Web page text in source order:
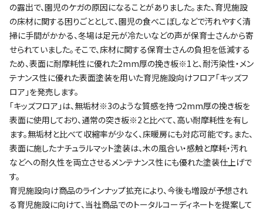
の露出で、園児のケガの原因になることがありました。また、育児施設
の床材に関する困りごととして、園児の食べこぼしなどで汚れやすく清
掃に手間がかかる、冬場は足元が冷たいなどの声が保育士さんから寄
せられていました。そこで、床材に関する保育士さんの負担を低減する
ため、表面に耐摩耗性に優れた2mm厚の挽き板※1と、耐汚染性・メン
テナンス性に優れた表面塗装を用いた育児施設向けフロア「キッズフ
ロア」を発売します。
「キッズフロア」は、無垢材※3のような質感を持つ2mm厚の挽き板を
表面に使用しており、通常の突き板※2と比べて、高い耐摩耗性を有し
ます。無垢材と比べて収縮率が少なく、床暖房にも対応可能です。また、
表面に施したナチュラルマット塗装は、木の風合い・感触と摩耗・汚れ
などへの耐久性を両立させるメンテナンス性にも優れた塗装仕上げで
す。
育児施設向け商品のラインナップ拡充により、今後も増設が予想され
る育児施設に向けて、当社商品でのトータルコーディネートを提案して